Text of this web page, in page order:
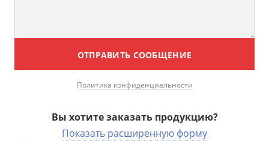
ОТПРАВИТЬ СООБЩЕНИЕ
Вы хотите заказать продукцию?
Показать расширенную форму
Политика конфиденциальности